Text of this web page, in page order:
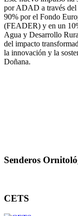
por ADAD a través
90% por el Fondo
(FEADER) y en un
Agua y Desarrollo
del impacto
la innovación y la
Doñana.
Senderos
CETS